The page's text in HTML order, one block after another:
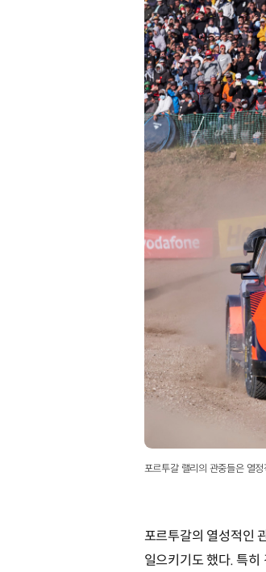
포르투갈 랠리의 관중들은 열
포르투갈의 열성적인
일으키기도 했다. 특